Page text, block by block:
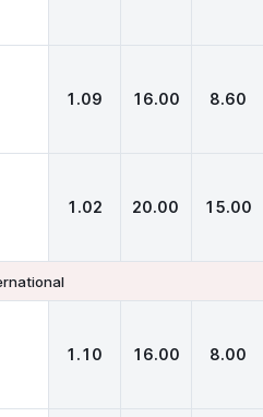
1.09 16.00 8.60
1.02 20.00 15.00
1.10 16.00 8.00